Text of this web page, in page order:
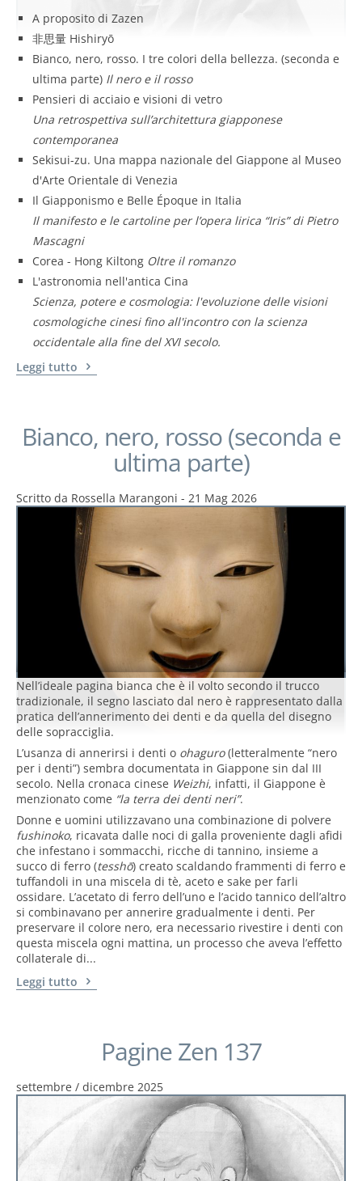
A proposito di Zazen
非思量 Hishiryō
Bianco, nero, rosso. I tre colori della bellezza. (seconda e
ultima parte) Il nero e il rosso
Pensieri di acciaio e visioni di vetro
Una retrospettiva sull’architettura giapponese
contemporanea
Sekisui-zu. Una mappa nazionale del Giappone al Museo
d'Arte Orientale di Venezia
Il Giapponismo e Belle Époque in Italia
Il manifesto e le cartoline per l’opera lirica “Iris” di Pietro
Mascagni
Corea - Hong Kiltong Oltre il romanzo
L'astronomia nell'antica Cina
Scienza, potere e cosmologia: l'evoluzione delle visioni
cosmologiche cinesi fino all'incontro con la scienza
occidentale alla fine del XVI secolo.
Leggi tutto
Bianco, nero, rosso (seconda e
ultima parte)
Scritto da Rossella Marangoni - 21 Mag 2026
Nell’ideale pagina bianca che è il volto secondo il trucco
tradizionale, il segno lasciato dal nero è rappresentato dalla
pratica dell’annerimento dei denti e da quella del disegno
delle sopracciglia.
L’usanza di annerirsi i denti o ohaguro(letteralmente “nero
per i denti”) sembra documentata in Giappone sin dal III
secolo. Nella cronaca cinese Weizhi, infatti, il Giappone è
menzionato come “la terra dei denti neri”.
Donne e uomini utilizzavano una combinazione di polvere
fushinoko, ricavata dalle noci di galla proveniente dagli afidi
che infestano i sommacchi, ricche di tannino, insieme a
succo di ferro (tesshō) creato scaldando frammenti di ferro e
tuffandoli in una miscela di tè, aceto e sake per farli
ossidare. L’acetato di ferro dell’uno e l’acido tannico dell’altro
si combinavano per annerire gradualmente i denti. Per
preservare il colore nero, era necessario rivestire i denti con
questa miscela ogni mattina, un processo che aveva l’effetto
collaterale di...
Leggi tutto
Pagine Zen 137
settembre / dicembre 2025